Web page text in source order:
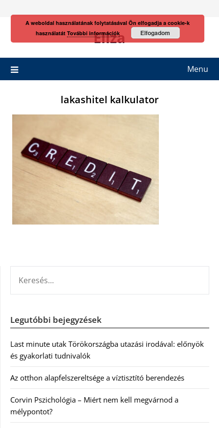
Eliza
Menu
lakashitel kalkulator
Legutóbbi bejegyzések
Last minute utak Törökországba utazási irodával: előnyök
és gyakorlati tudnivalók
Az otthon alapfelszereltsége a víztisztító berendezés
Corvin Pszichológia – Miért nem kell megvárnod a
mélypontot?
A weboldal használatának folytatásával Ön elfogadja a cookie-k
használatát További információk Elfogadom